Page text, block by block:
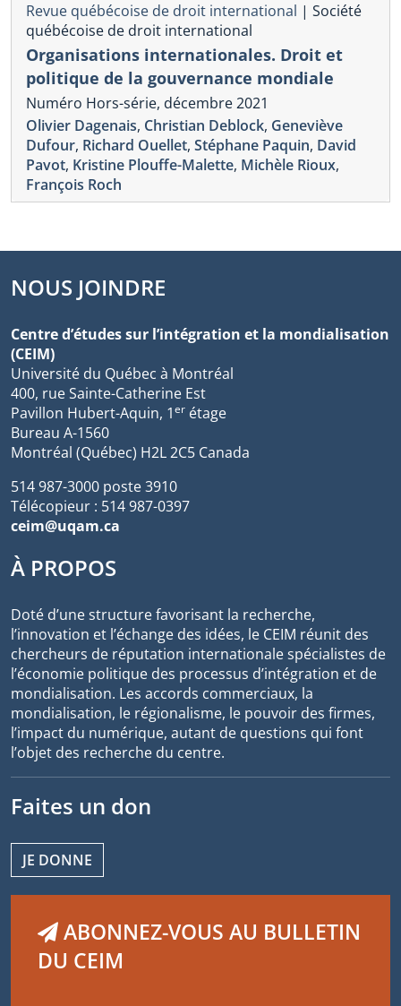
Revue québécoise de droit international | Société
québécoise de droit international
Organisations internationales. Droit et
politique de la gouvernance mondiale
Numéro Hors-série, décembre 2021
Olivier Dagenais, Christian Deblock, Geneviève
Dufour, Richard Ouellet, Stéphane Paquin, David
Pavot, Kristine Plouffe-Malette, Michèle Rioux,
François Roch
NOUS JOINDRE
Centre d’études sur l’intégration et la mondialisation
(CEIM)
Université du Québec à Montréal
400, rue Sainte-Catherine Est
Pavillon Hubert-Aquin, 1er étage
Bureau A-1560
Montréal (Québec) H2L 2C5 Canada
514 987-3000 poste 3910
Télécopieur : 514 987-0397
ceim@uqam.ca
À PROPOS
Doté d’une structure favorisant la recherche,
l’innovation et l’échange des idées, le CEIM réunit des
chercheurs de réputation internationale spécialistes de
l’économie politique des processus d’intégration et de
mondialisation. Les accords commerciaux, la
mondialisation, le régionalisme, le pouvoir des firmes,
l’impact du numérique, autant de questions qui font
l’objet des recherche du centre.
Faites un don
JE DONNE
ABONNEZ-VOUS AU BULLETIN
DU CEIM